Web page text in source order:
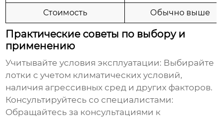
Стоимость Обычно выше
Практические советы по выбору и
применению
Учитывайте условия эксплуатации: Выбирайте
лотки с учетом климатических условий,
наличия агрессивных сред и других факторов.
Консультируйтесь со специалистами:
Обращайтесь за консультациями к